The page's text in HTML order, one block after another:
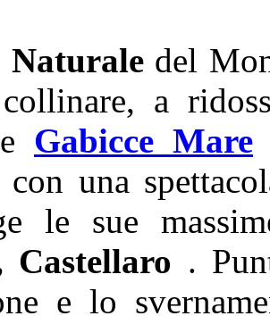
Naturale del
collinare, a
e Gabicce Mare
con una
le sue
Castellaro .
e lo